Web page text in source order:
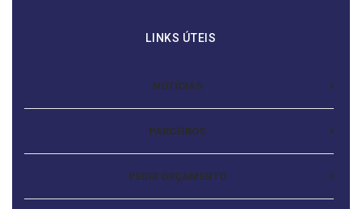
LINKS ÚTEIS
NOTÍCIAS
PARCEIROS
PEDIR ORÇAMENTO